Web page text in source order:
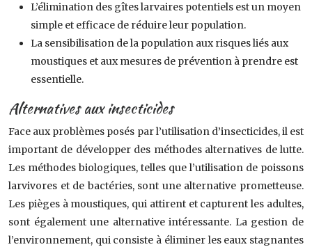
L’élimination des gîtes larvaires potentiels est un moyen
simple et efficace de réduire leur population.
La sensibilisation de la population aux risques liés aux
moustiques et aux mesures de prévention à prendre est
essentielle.
Alternatives aux insecticides
Face aux problèmes posés par l’utilisation d’insecticides, il est
important de développer des méthodes alternatives de lutte.
Les méthodes biologiques, telles que l’utilisation de poissons
larvivores et de bactéries, sont une alternative prometteuse.
Les pièges à moustiques, qui attirent et capturent les adultes,
sont également une alternative intéressante. La gestion de
l’environnement, qui consiste à éliminer les eaux stagnantes